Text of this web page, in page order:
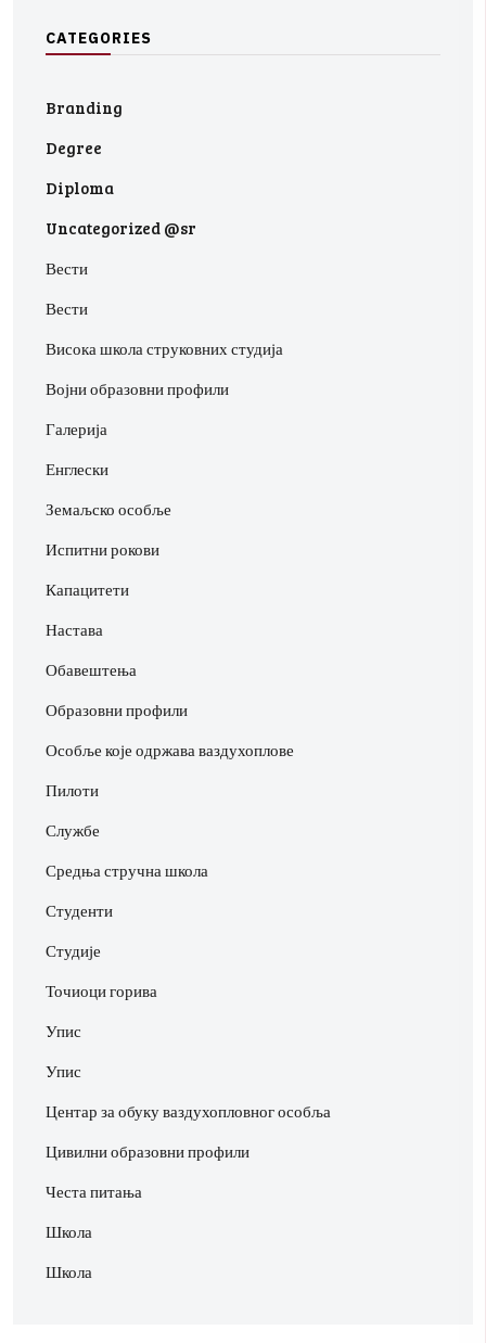
CATEGORIES
Branding
Degree
Diploma
Uncategorized @sr
Вести
Вести
Висока школа струковних студија
Војни образовни профили
Галерија
Енглески
Земаљско особље
Испитни рокови
Капацитети
Настава
Обавештења
Образовни профили
Особље које одржава ваздухоплове
Пилоти
Службе
Средња стручна школа
Студенти
Студије
Точиоци горива
Упис
Упис
Центар за обуку ваздухопловног особља
Цивилни образовни профили
Честа питања
Школа
Школа